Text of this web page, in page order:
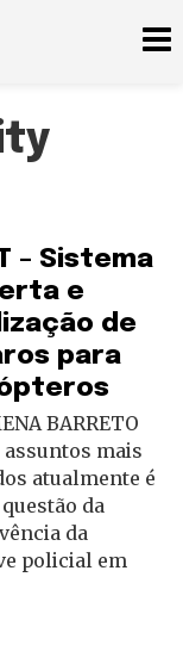
– Sistema
e
de
para
BARRETO
assuntos mais
atualmente é
da
da
policial em